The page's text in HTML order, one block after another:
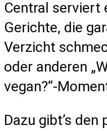
Central serviert
Gerichte, die
Verzicht
oder anderen
vegan?“-
Dazu gibt’s den